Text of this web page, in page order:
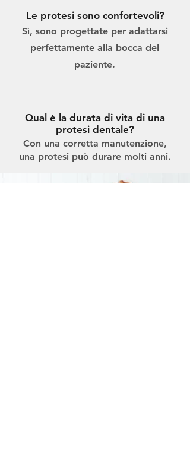
Le protesi sono confortevoli?
Sì, sono progettate per adattarsi
perfettamente alla bocca del
paziente.
Qual è la durata di vita di una
protesi dentale?
Con una corretta manutenzione,
una protesi può durare molti anni.